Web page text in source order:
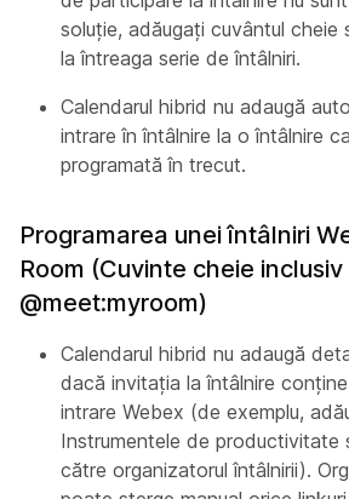
soluție, adăugați cuvântul cheie
la întreaga serie de întâlniri.
Calendarul hibrid nu adaugă
intrare în întâlnire la o întâlnire
programată în trecut.
Programarea unei întâlniri
Room (Cuvinte cheie
@meet:myroom)
Calendarul hibrid nu adaugă
dacă invitația la întâlnire
intrare Webex (de exemplu,
Instrumentele de productivitate
către organizatorul întâlnirii).